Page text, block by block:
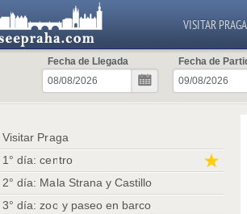
VISITAR PRAGA
Fecha de Llegada
Fecha de
Visitar Praga
1° día: centro
2° día: Mala Strana y Castillo
3° día: zoo y paseo en barco